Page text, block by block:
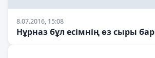
8.07.2016, 15:08
Нұрназ бұл есімнің өз сыры бар